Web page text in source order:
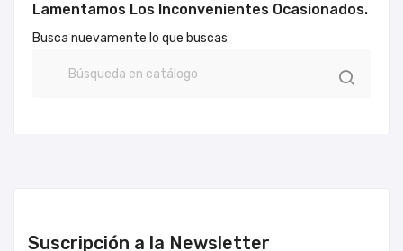
Lamentamos Los Inconvenientes Ocasionados.
Busca nuevamente lo que buscas
Suscripción a la Newsletter